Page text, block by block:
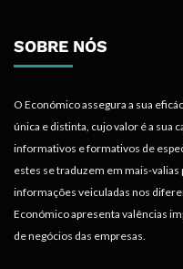
SOBRE NÓS
O Económico assegura a sua
única e distinta, cujo valor é a sua
informativos e formativos de
estes se traduzem em mais-valias
informações veiculadas nos
Económico apresenta valências
de negócios das empresas.